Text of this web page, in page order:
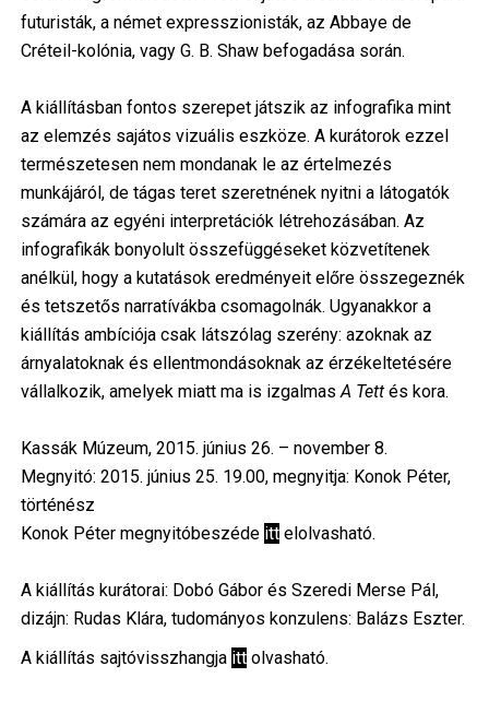
futuristák, a német expresszionisták, az Abbaye de
Créteil-kolónia, vagy G. B. Shaw befogadása során.
A kiállításban fontos szerepet játszik az infografika mint
az elemzés sajátos vizuális eszköze. A kurátorok ezzel
természetesen nem mondanak le az értelmezés
munkájáról, de tágas teret szeretnének nyitni a látogatók
számára az egyéni interpretációk létrehozásában. Az
infografikák bonyolult összefüggéseket közvetítenek
anélkül, hogy a kutatások eredményeit előre összegeznék
és tetszetős narratívákba csomagolnák. Ugyanakkor a
kiállítás ambíciója csak látszólag szerény: azoknak az
árnyalatoknak és ellentmondásoknak az érzékeltetésére
vállalkozik, amelyek miatt ma is izgalmasA Tettés kora.
Kassák Múzeum, 2015. június 26. – november 8.
Megnyitó: 2015. június 25. 19.00, megnyitja: Konok Péter,
történész
Konok Péter megnyitóbeszéde ittelolvasható.
A kiállítás kurátorai: Dobó Gábor és Szeredi Merse Pál,
dizájn: Rudas Klára, tudományos konzulens: Balázs Eszter.
A kiállítás sajtóvisszhangja ittolvasható.